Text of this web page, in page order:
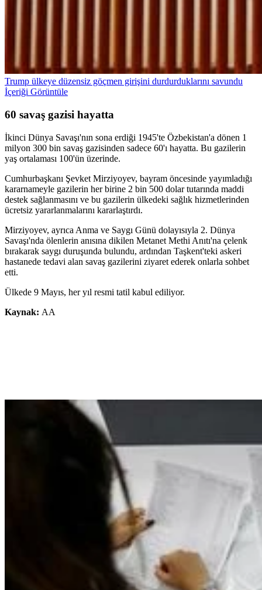
Trump ülkeye düzensiz göçmen girişini durdurduklarını savundu
İçeriği Görüntüle
60 savaş gazisi hayatta
İkinci Dünya Savaşı'nın sona erdiği 1945'te Özbekistan'a dönen 1
milyon 300 bin savaş gazisinden sadece 60'ı hayatta. Bu gazilerin
yaş ortalaması 100'ün üzerinde.
Cumhurbaşkanı Şevket Mirziyoyev, bayram öncesinde yayımladığı
kararnameyle gazilerin her birine 2 bin 500 dolar tutarında maddi
destek sağlanmasını ve bu gazilerin ülkedeki sağlık hizmetlerinden
ücretsiz yararlanmalarını kararlaştırdı.
Mirziyoyev, ayrıca Anma ve Saygı Günü dolayısıyla 2. Dünya
Savaşı'nda ölenlerin anısına dikilen Metanet Methi Anıtı'na çelenk
bırakarak saygı duruşunda bulundu, ardından Taşkent'teki askeri
hastanede tedavi alan savaş gazilerini ziyaret ederek onlarla sohbet
etti.
Ülkede 9 Mayıs, her yıl resmi tatil kabul ediliyor.
Kaynak: AA